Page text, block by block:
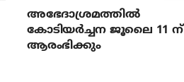
അഭേദാശ്രമത്തില്‍
കോടിയര്‍ച്ചന ജൂലൈ 11 ന്
ആരംഭിക്കും